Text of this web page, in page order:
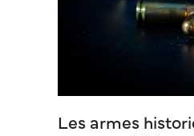
Les armes